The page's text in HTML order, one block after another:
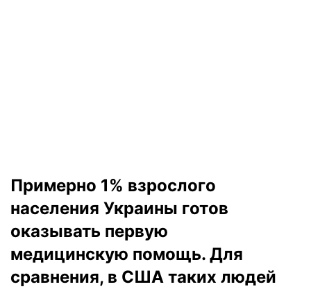
Примерно 1% взрослого
населения Украины готов
оказывать первую
медицинскую помощь. Для
сравнения, в США таких людей